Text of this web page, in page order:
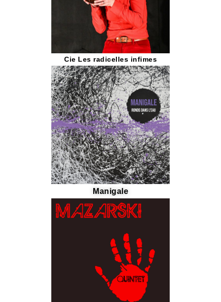
Cie Les radicelles infimes
Manigale